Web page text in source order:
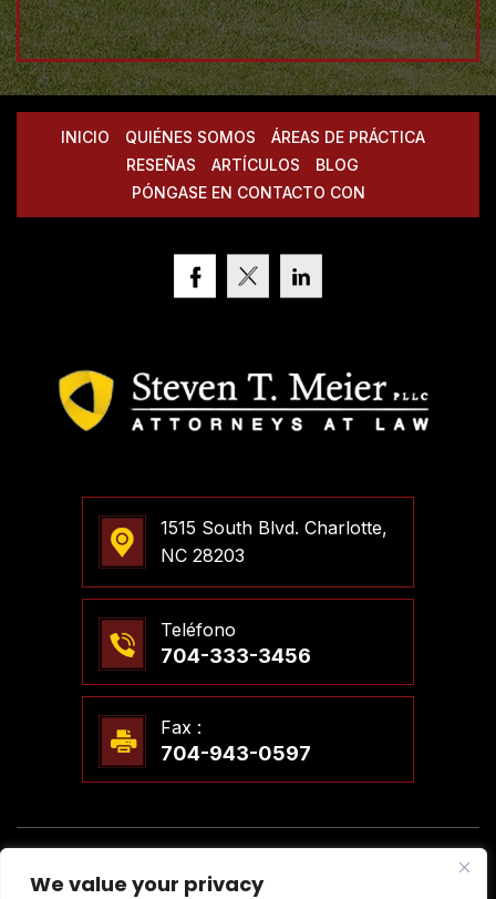
We value your privacy
INICIO QUIÉNES SOMOS
ÁREAS DE PRÁCTICA
RESEÑAS
ARTÍCULOS
BLOG
PÓNGASE EN CONTACTO CON
1515 South Blvd. Charlotte,
NC 28203
Teléfono
704-333-3456
Fax :
704-943-0597
Derechos Reservados.